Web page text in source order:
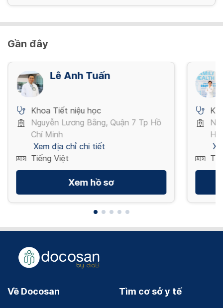
Gần đây
Lê Anh Tuấn
Khoa Tiết niệu học
Nguyễn Lương Bằng, Quận 7 Tp Hồ
Chí Minh
Xem địa chỉ chi tiết
Tiếng Việt
Xem hồ sơ
Về Docosan Tìm cơ sở y tế